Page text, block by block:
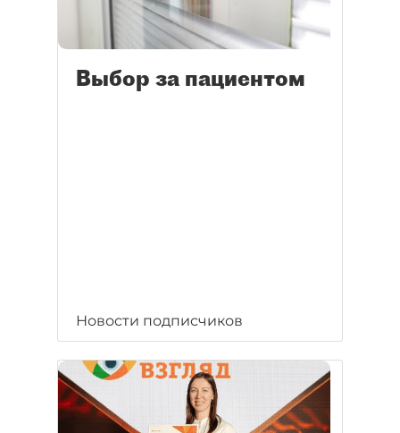
Выбор за пациентом
Новости подписчиков